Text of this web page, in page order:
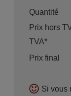
Quantité
Prix hors
TVA*
Prix final
Si vous